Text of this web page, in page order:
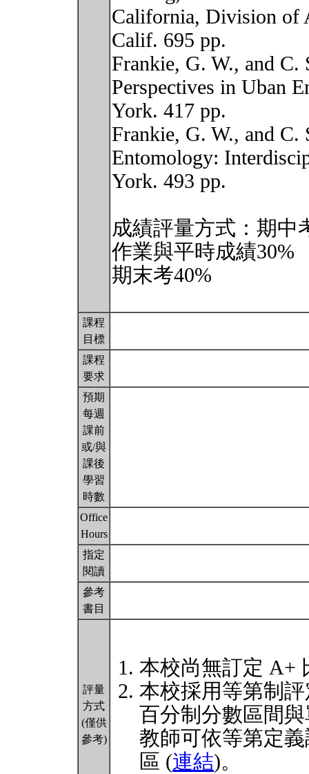
California, Division of
Calif. 695 pp.
Frankie, G. W., and C.
Perspectives in Uban
York. 417 pp.
Frankie, G. W., and C.
Entomology:
York. 493 pp.
成績評量方式：期中
作業與平時成績30%
期末考40%
課程
目標
課程
要求
預期
每週
課前
或/與
課後
學習
時數
Office
Hours
指定
閱讀
參考
書目
評量
方式
(僅供
參考)
本校尚無訂定 A+
本校採用等第制
百分制分數區間
教師可依等第定
區 (連結)。